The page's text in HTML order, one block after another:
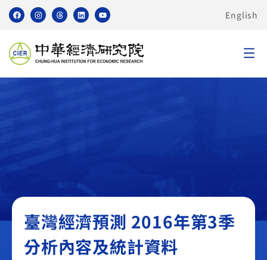
English
臺灣經濟預測 TMF
臺灣經濟預測 2016年第3季
分析內容及統計資料